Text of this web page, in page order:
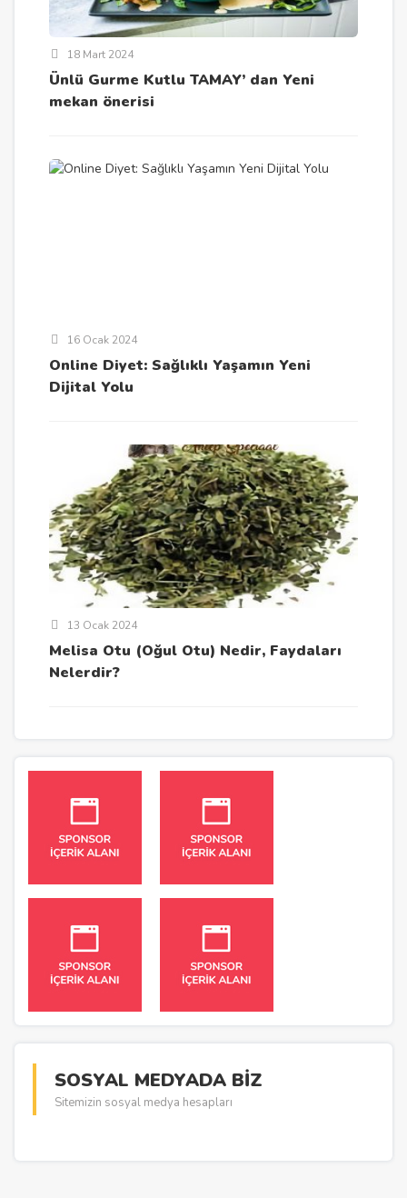
18 Mart 2024
Ünlü Gurme Kutlu TAMAY’ dan Yeni
mekan önerisi
16 Ocak 2024
Online Diyet: Sağlıklı Yaşamın Yeni
Dijital Yolu
13 Ocak 2024
Melisa Otu (Oğul Otu) Nedir, Faydaları
Nelerdir?
SOSYAL MEDYADA BİZ
Sitemizin sosyal medya hesapları